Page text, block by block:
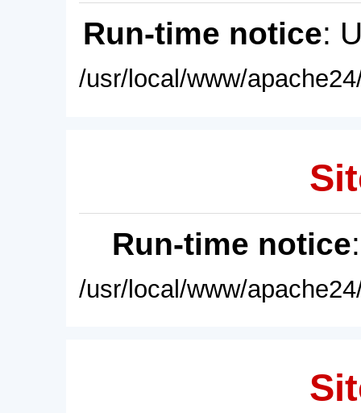
Run-time notice:
/usr/local/www/
Run-time notice
/usr/local/www/